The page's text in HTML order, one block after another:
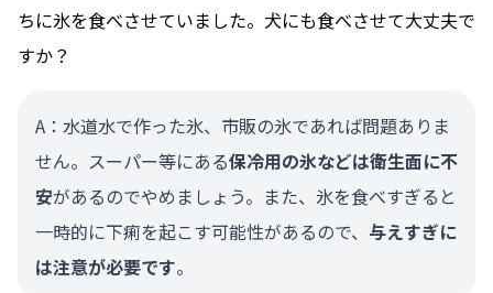
ちに氷を食べさせていました。犬にも食べさせて大丈夫で
すか？
A：水道水で作った氷、市販の氷であれば問題ありま
せん。スーパー等にある保冷用の氷などは衛生面に不
安があるのでやめましょう。また、氷を食べすぎると
一時的に下痢を起こす可能性があるので、 与えすぎに
は注意が必要です。